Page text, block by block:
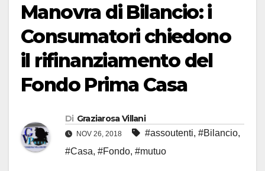
Manovra di Bilancio: i
Consumatori chiedono
il rifinanziamento del
Fondo Prima Casa
Di Graziarosa Villani
NOV 26, 2018 #assoutenti, #Bilancio,
#Casa, #Fondo, #mutuo